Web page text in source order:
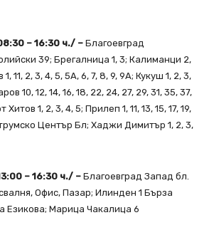
– 16:30 ч./ – Благоевград
39; Брегалница 1, 3; Калиманци 2,
11, 2, 3, 4, 5, 5А, 6, 7, 8, 9, 9А; Кукуш 1, 2, 3,
10, 12, 14, 16, 18, 22, 24, 27, 29, 31, 35, 37,
1, 2, 3, 4, 5; Прилеп 1, 11, 13, 15, 17, 19,
Център Бл; Хаджи Димитър 1, 2, 3,
– 16:30 ч./ – Благоевград Запад бл.
Офис, Пазар; Илинден 1 Бърза
Езикова; Марица Чакалица 6